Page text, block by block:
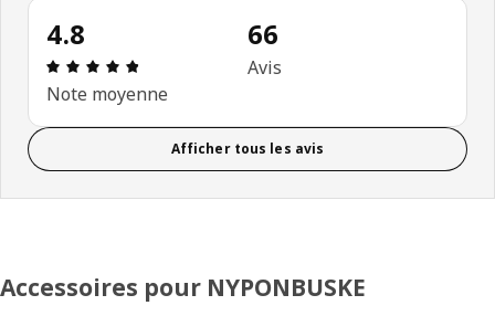
4.8
Évaluation: 4.8 sur 5 étoiles. Nombre total
Note moyenne
66
Avis
Afficher tous les avis
Accessoires pour NYPONBUSKE